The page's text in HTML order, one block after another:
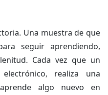
Una muestra de que
seguir aprendiendo,
Cada vez que un
realiza una
algo nuevo en